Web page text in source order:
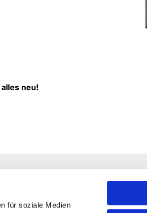
für soziale Medien
neu!